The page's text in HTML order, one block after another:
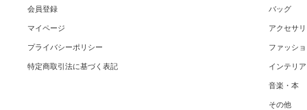
会員登録
マイページ
プライバシーポリシー
特定商取引法に基づく表記
バッグ
アクセサ
ファッシ
インテリア
音楽・本
その他